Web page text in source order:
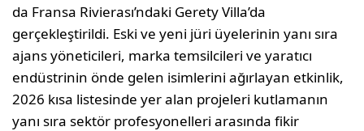
da Fransa Rivierası’ndaki Gerety Villa’da
gerçekleştirildi. Eski ve yeni jüri üyelerinin yanı sıra
ajans yöneticileri, marka temsilcileri ve yaratıcı
endüstrinin önde gelen isimlerini ağırlayan etkinlik,
2026 kısa listesinde yer alan projeleri kutlamanın
yanı sıra sektör profesyonelleri arasında fikir